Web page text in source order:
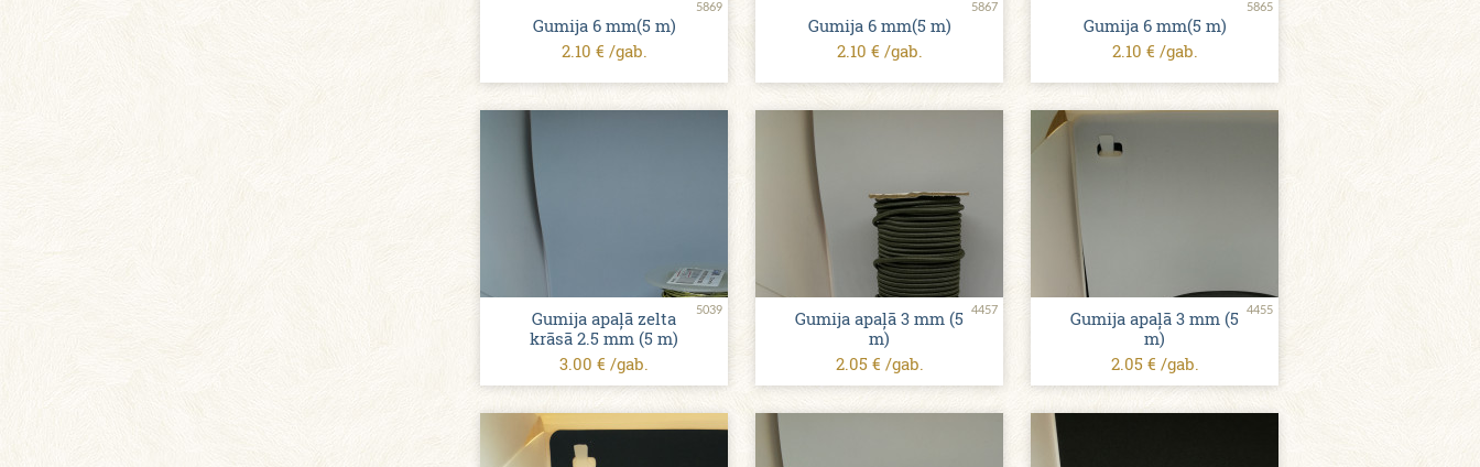
5869
Gumija 6 mm(5 m)
2.10 € /gab.
5867
Gumija 6 mm(5 m)
2.10 € /gab.
5865
Gumija 6 mm(5 m)
2.10 € /gab.
5039
Gumija apaļā zelta
krāsā 2.5 mm (5 m)
3.00 € /gab.
4457
Gumija apaļā 3 mm (5
m)
2.05 € /gab.
4455
Gumija apaļā 3 mm (5
m)
2.05 € /gab.